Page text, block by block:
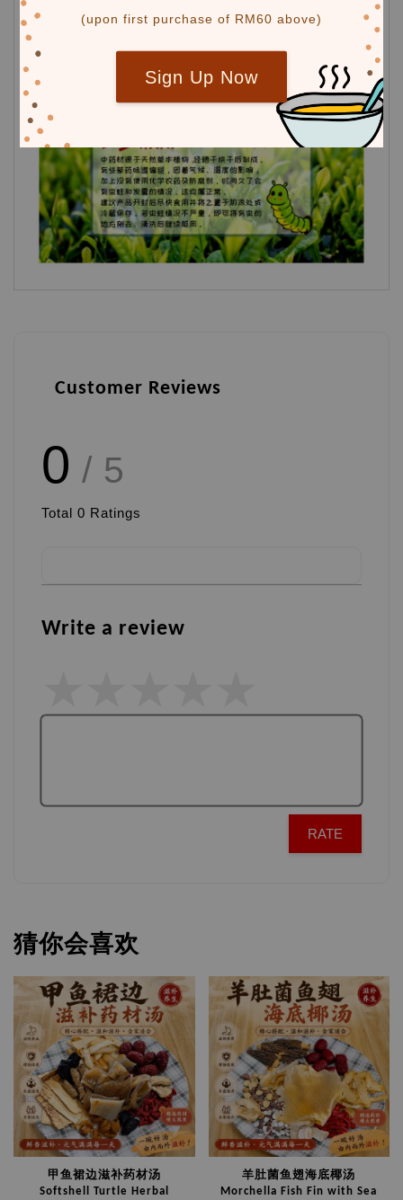
(upon first purchase of RM60 above)
Sign Up Now
Customer Reviews
0 / 5
Total 0 Ratings
Write a review
RATE
猜你会喜欢
甲鱼裙边滋补药材汤
Softshell Turtle Herbal
羊肚菌鱼翅海底椰汤
Morchella Fish Fin with Sea